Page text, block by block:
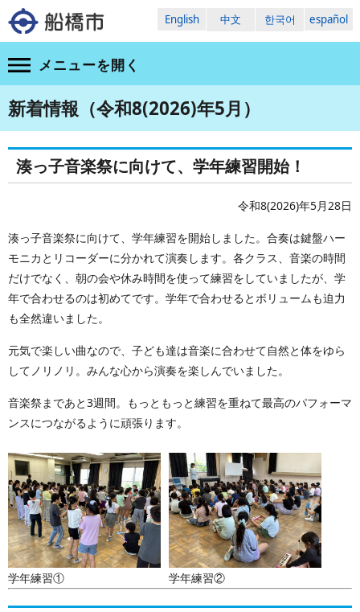
English 中文 한국어 español
メニューを開く
新着情報（令和8(2026)年5月）
湊っ子音楽祭に向けて、学年練習開始！
令和8(2026)年5月28日
湊っ子音楽祭に向けて、学年練習を開始しました。合奏は鍵盤ハー
モニカとリコーダーに分かれて演奏します。各クラス、音楽の時間
だけでなく、朝の会や休み時間を使って練習をしていましたが、学
年で合わせるのは初めてです。学年で合わせるとボリュームも迫力
も全然違いました。
元気で楽しい曲なので、子ども達は音楽に合わせて自然と体をゆら
してノリノリ。みんな心から演奏を楽しんでいました。
音楽祭まであと3週間。もっともっと練習を重ねて最高のパフォーマ
ンスにつながるように頑張ります。
学年練習① 学年練習②